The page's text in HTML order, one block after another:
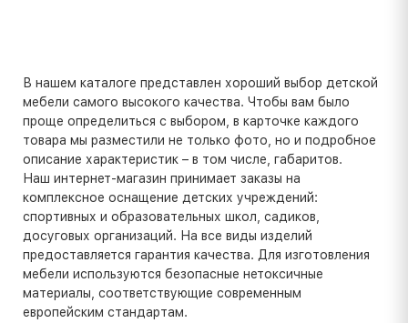
В нашем каталоге представлен хороший выбор детской
мебели самого высокого качества. Чтобы вам было
проще определиться с выбором, в карточке каждого
товара мы разместили не только фото, но и подробное
описание характеристик – в том числе, габаритов.
Наш интернет-магазин принимает заказы на
комплексное оснащение детских учреждений:
спортивных и образовательных школ, садиков,
досуговых организаций. На все виды изделий
предоставляется гарантия качества. Для изготовления
мебели используются безопасные нетоксичные
материалы, соответствующие современным
европейским стандартам.